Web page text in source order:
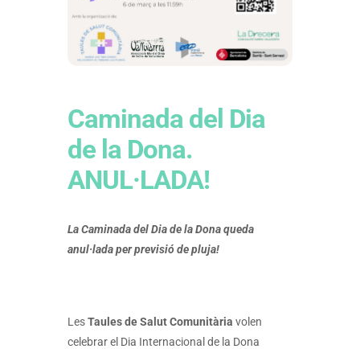
Caminada del Dia
de la Dona.
ANUL·LADA!
La Caminada del Dia de la Dona queda
anul·lada per previsió de pluja!
LesTaules de Salut Comunitària volen
celebrar el Dia Internacional de la Dona